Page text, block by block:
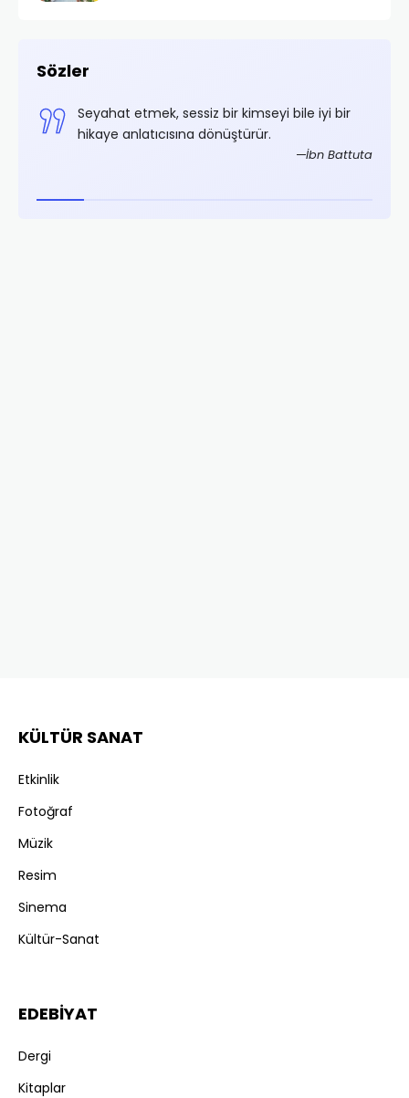
Sözler
Seyahat etmek, sessiz bir kimseyi bile iyi bir
hikaye anlatıcısına dönüştürür.
İbn Battuta
KÜLTÜR SANAT
Etkinlik
Fotoğraf
Müzik
Resim
Sinema
Kültür-Sanat
EDEBİYAT
Dergi
Kitaplar